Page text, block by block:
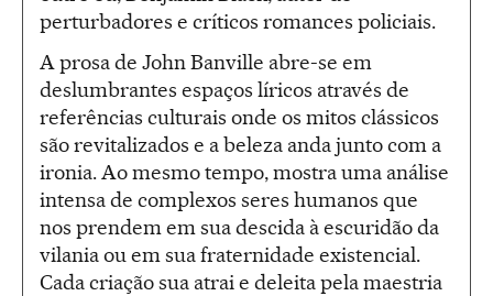
perturbadores e críticos romances policiais.
A prosa de John Banville abre-se em
deslumbrantes espaços líricos através de
referências culturais onde os mitos clássicos
são revitalizados e a beleza anda junto com a
ironia. Ao mesmo tempo, mostra uma análise
intensa de complexos seres humanos que
nos prendem em sua descida à escuridão da
vilania ou em sua fraternidade existencial.
Cada criação sua atrai e deleita pela maestria